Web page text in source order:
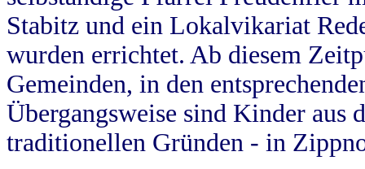
Stabitz und ein Lokalvikariat
wurden errichtet. Ab diesem
Gemeinden, in den
Übergangsweise sind Kinder aus
traditionellen Gründen - in